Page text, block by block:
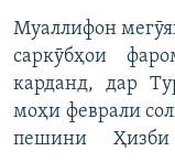
Муаллифон
саркӯбҳои
карданд, дар
моҳи феврали
пешини Ҳизби